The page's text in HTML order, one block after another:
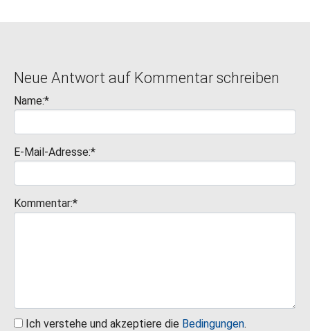
Neue Antwort auf Kommentar schreiben
Name:*
E-Mail-Adresse:*
Kommentar:*
Ich verstehe und akzeptiere die Bedingungen.